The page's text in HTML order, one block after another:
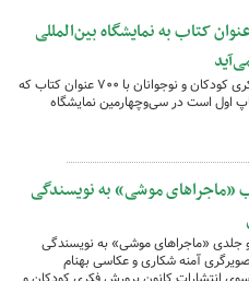
با ۷۰۰ عنوان کتاب به نمایشگاه بین‌المللی
کانون پرورش فکری کودکان و نوجوانان با ۷۰۰ عنوان کتاب که
چاپ اول است در سی‌وچهارمین نمایشگاه
«ماجراهای موشی» به نویسندگی
جلدی «ماجراهای موشی» به نویسندگی
آمنه شکاری و عکاسی بهنام